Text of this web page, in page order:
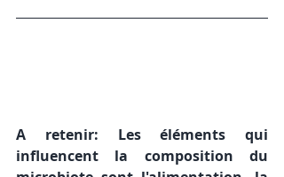
A retenir: Les éléments qui
influencent la composition du